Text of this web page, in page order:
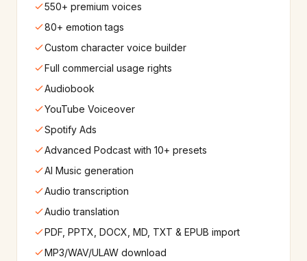
IBM
30+
🍎 220+ ses 📱
550+ premium voices
80+ emotion tags
Custom character voice builder
Full commercial usage rights
Audiobook
YouTube Voiceover
Spotify Ads
Advanced Podcast with 10+ presets
AI Music generation
Audio transcription
Audio translation
PDF, PPTX, DOCX, MD, TXT & EPUB import
MP3/WAV/ULAW download